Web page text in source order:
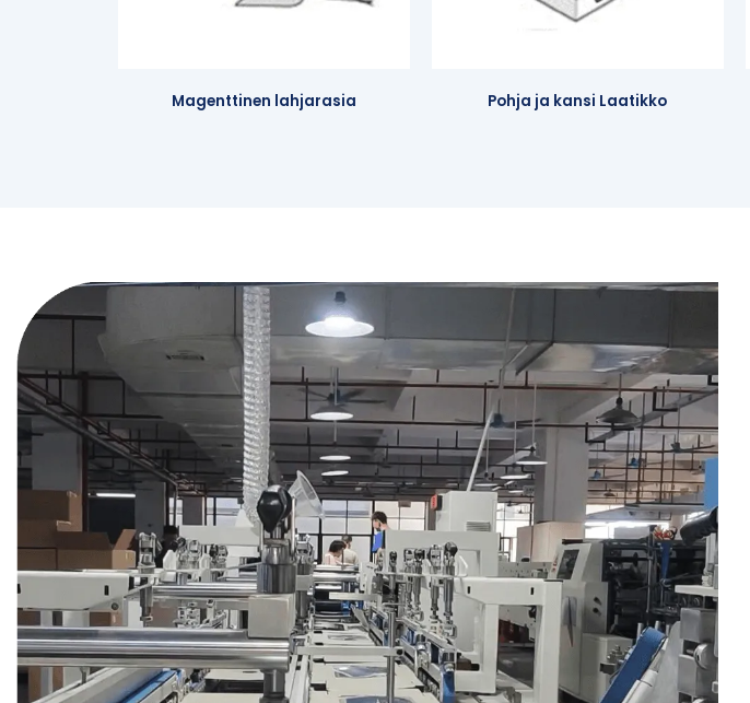
Magenttinen lahjarasia Pohja ja kansi Laatikko